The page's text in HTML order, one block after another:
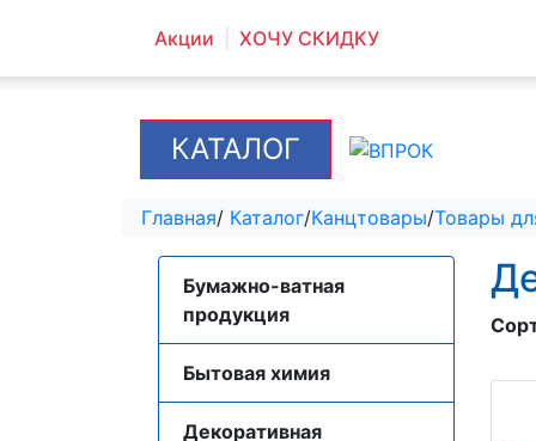
Акции ХОЧУ СКИДКУ
КАТАЛОГ
Главная/ Каталог/Канцтовары/Товары
Бумажно-ватная
продукция
Бытовая химия
Декоративная